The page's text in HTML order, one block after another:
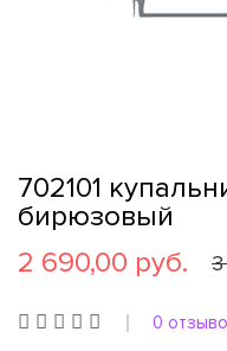
702101
бирюзовый
2 690,00 руб.
0